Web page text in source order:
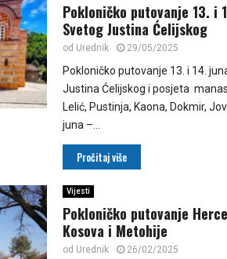
Pokloničko putovanje 13. i
Svetog Justina Ćelijskog
od Urednik 29/05/2025
Pokloničko putovanje 13. i 14.
Justina Ćelijskog i posjeta
Lelić, Pustinja, Kaona, Dokmir,
juna –...
Pročitaj više
Vijesti
Pokloničko putovanje
Kosova i Metohije
od Urednik 26/02/2025